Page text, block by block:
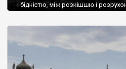
і бідністю, між розкішшю і